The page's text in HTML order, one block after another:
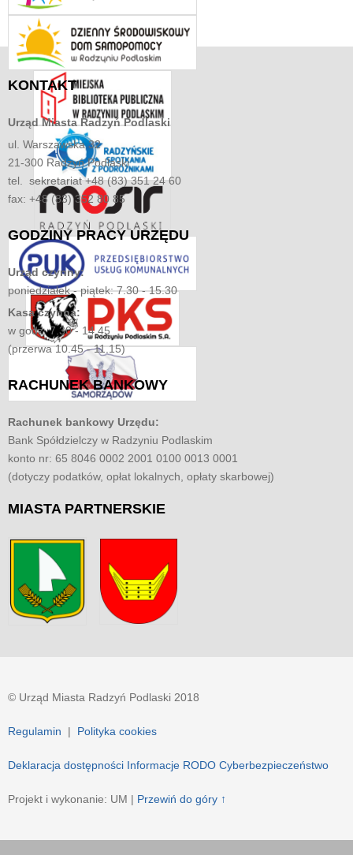
KONTAKT
Urząd MiastaRadzyń Podlaski
ul. Warszawska 32
21-300 Radzyń Podlaski
tel. sekretariat +48 (83) 351 24 60
fax: +48 (83) 352 80 85
GODZINYPRACY URZĘDU
Urząd czynny:
poniedziałek - piątek: 7.30 - 15.30
Kasa czynna:
w godz. 7.30 - 14.45
(przerwa 10.45 - 11.15)
RACHUNEKBANKOWY
Rachunek bankowy Urzędu:
Bank Spółdzielczy w Radzyniu Podlaskim
konto nr: 65 8046 0002 2001 0100 0013 0001
(dotyczy podatków, opłat lokalnych, opłaty skarbowej)
MIASTA PARTNERSKIE
© Urząd Miasta Radzyń Podlaski 2018
Regulamin | Polityka cookies
Deklaracja dostępności Informacje RODO Cyberbezpieczeństwo
Projekt i wykonanie: UM | Przewiń do góry ↑